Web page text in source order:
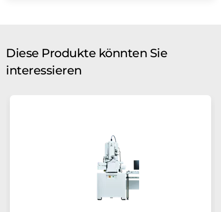
Diese Produkte könnten Sie
interessieren